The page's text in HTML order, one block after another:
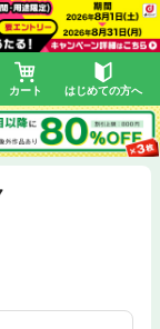
カート はじめての方へ